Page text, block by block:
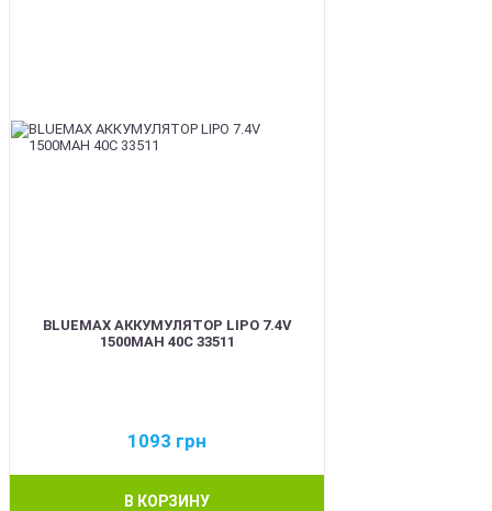
BLUEMAX АККУМУЛЯТОР LIPO 7.4V
1500MAH 40C 33511
1093 грн
В КОРЗИНУ